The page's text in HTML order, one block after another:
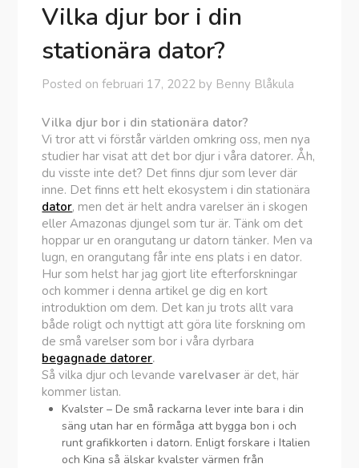
Vilka djur bor i din
stationära dator?
Posted onfebruari 17, 2022 by Benny Blåkula
Vilka djur bor i din stationära dator?
Vi tror att vi förstår världen omkring oss, men nya
studier har visat att det bor djur i våra datorer. Åh,
du visste inte det? Det finns djur som lever där
inne. Det finns ett helt ekosystem i din stationära
dator, men det är helt andra varelser än i skogen
eller Amazonas djungel som tur är. Tänk om det
hoppar ur en orangutang ur datorn tänker. Men va
lugn, en orangutang får inte ens plats i en dator.
Hur som helst har jag gjort lite efterforskningar
och kommer i denna artikel ge dig en kort
introduktion om dem. Det kan ju trots allt vara
både roligt och nyttigt att göra lite forskning om
de små varelser som bor i våra dyrbara
begagnade datorer.
Så vilka djur och levandevarelvaser är det, här
kommer listan.
Kvalster – De små rackarna lever inte bara i din
säng utan har en förmåga att bygga bon i och
runt grafikkorten i datorn. Enligt forskare i Italien
och Kina så älskar kvalster värmen från